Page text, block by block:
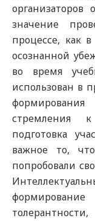
значение
процессе, как
осознанной
во время
использован в
стремления
подготовка
важное то,
попробовали